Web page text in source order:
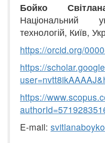
Бойко
Національний
технологій, Київ,
https://orcid.org/
https://scholar.goo
https://www.scopus.
authorId
E-mail: svitlanaboyko